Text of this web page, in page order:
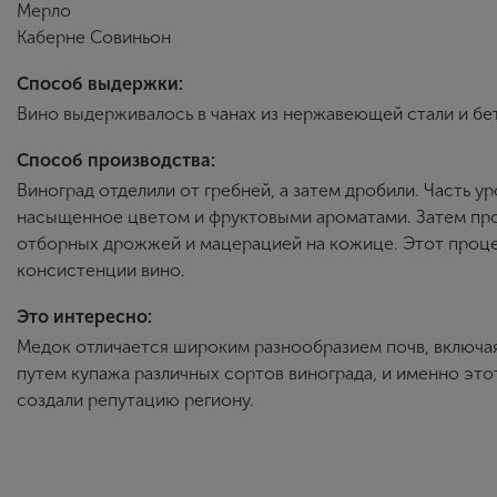
Мерло
Каберне Совиньон
Способ выдержки:
Вино выдерживалось в чанах из нержавеющей стали и
Способ производства:
Виноград отделили от гребней, а затем дробили. Часть
насыщенное цветом и фруктовыми ароматами. Затем
отборных дрожжей и мацерацией на кожице. Этот
консистенции вино.
Это интересно:
Медок отличается широким разнообразием почв,
путем купажа различных сортов винограда, и именно
создали репутацию региону.